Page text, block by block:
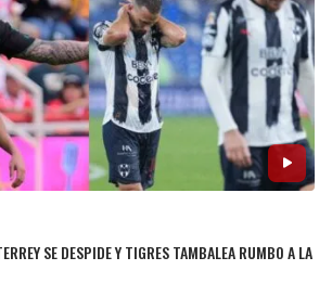
SE DESPIDE Y TIGRES TAMBALEA RUMBO A LA